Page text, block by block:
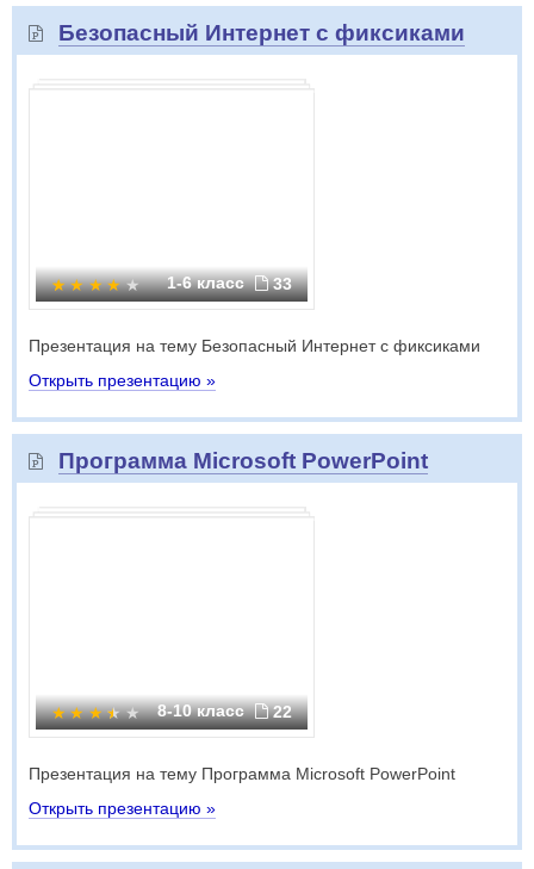
Безопасный Интернет с фиксиками
1-6 класс 33
Презентация на тему Безопасный Интернет с фиксиками
Открыть презентацию »
Программа Microsoft PowerPoint
8-10 класс 22
Презентация на тему Программа Microsoft PowerPoint
Открыть презентацию »